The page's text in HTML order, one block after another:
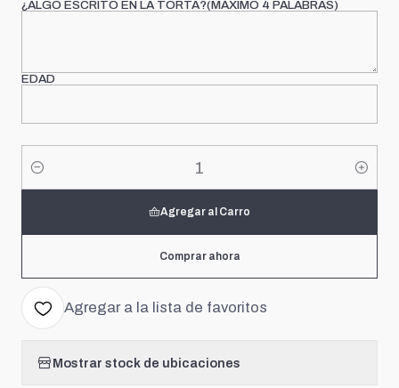
¿ALGO ESCRITO EN LA TORTA?(MÁXIMO 4 PALABRAS)
EDAD
Cantidad
Agregar al Carro
Comprar ahora
Agregar a la lista de favoritos
Mostrar stock de ubicaciones